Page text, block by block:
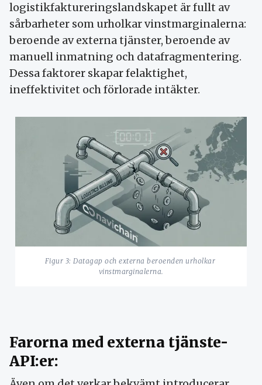
logistikfaktureringslandskapet är fullt av
sårbarheter som urholkar vinstmarginalerna:
beroende av externa tjänster, beroende av
manuell inmatning och datafragmentering.
Dessa faktorer skapar felaktighet,
ineffektivitet och förlorade intäkter.
Figur 3: Datagap och externa beroenden urholkar
vinstmarginalerna.
Farorna med externa tjänste-
API:er: